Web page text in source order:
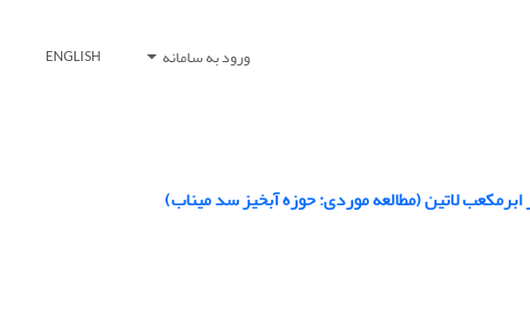
ورود به سامانه ENGLISH
لاتین (مطالعه موردی: حوزه آبخیز سد میناب)